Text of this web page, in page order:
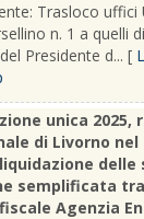
Trasloco uffici
n. 1 a quelli
Presidente d... [
unica 2025,
di Livorno nel
semplificata
Agenzia